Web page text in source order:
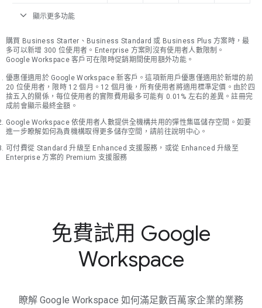
expand_more 顯示更多功能
購買 Business Starter、Business Standard 或 Business Plus 方案時，最
多可以新增 300 位使用者。Enterprise 方案則沒有使用者人數限制。
Google Workspace 客戶可在限時促銷期間使用額外功能。
優惠僅適用於 Google Workspace 新客戶。這項新用戶優惠僅適用於新增的前
20 位使用者，限時 12 個月。12 個月後，所有使用者將適用標準定價。由於四
捨五入的關係，每位使用者的實際費用最多可能有 0.01% 左右的差異。註冊完
成前會顯示最終金額。
Google Workspace 依使用者人數提供全機構共用的彈性集區儲存空間。如要
進一步瞭解如何為貴機構取得更多儲存空間，請前往說明中心。
可付費從 Standard 升級至 Enhanced 支援服務，或從 Enhanced 升級至
Enterprise 方案的 Premium 支援服務
免費試用 Google
Workspace
瞭解 Google Workspace 如何滿足數百萬家企業的業務